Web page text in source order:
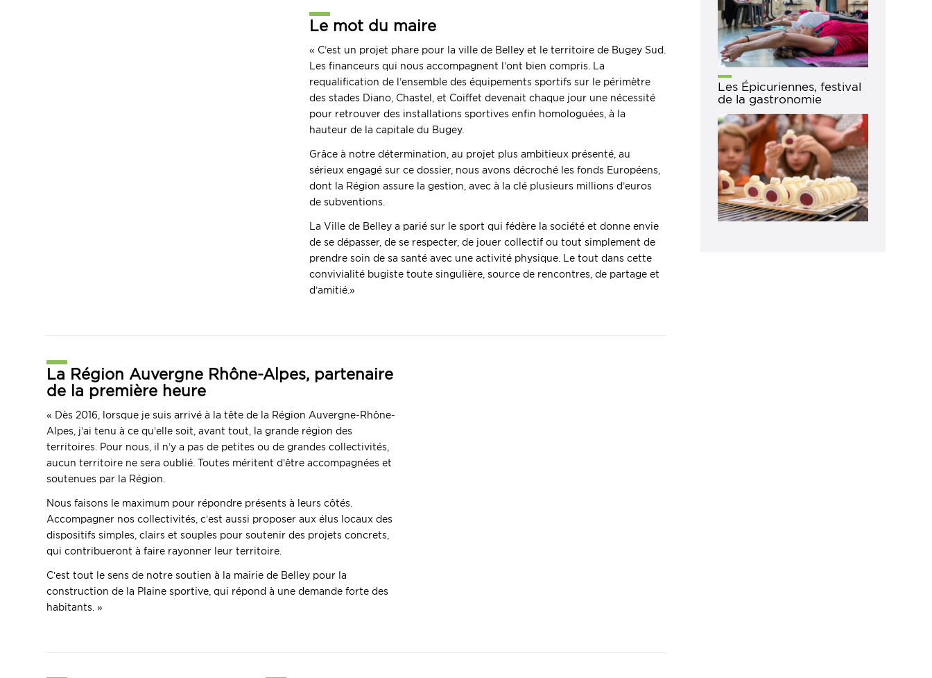
Le mot du maire
« C’est un projet phare pour la ville de Belley et le territoire de Bugey Sud.
Les financeurs qui nous accompagnent l’ont bien compris. La
requalification de l’ensemble des équipements sportifs sur le périmètre
des stades Diano, Chastel, et Coiffet devenait chaque jour une nécessité
pour retrouver des installations sportives enfin homologuées, à la
hauteur de la capitale du Bugey.
Grâce à notre détermination, au projet plus ambitieux présenté, au
sérieux engagé sur ce dossier, nous avons décroché les fonds Européens,
dont la Région assure la gestion, avec à la clé plusieurs millions d’euros
de subventions.
La Ville de Belley a parié sur le sport qui fédère la société et donne envie
de se dépasser, de se respecter, de jouer collectif ou tout simplement de
prendre soin de sa santé avec une activité physique. Le tout dans cette
convivialité bugiste toute singulière, source de rencontres, de partage et
d’amitié.»
La Région Auvergne Rhône-Alpes, partenaire
de la première heure
« Dès 2016, lorsque je suis arrivé à la tête de la Région Auvergne-Rhône-
Alpes, j’ai tenu à ce qu’elle soit, avant tout, la grande région des
territoires. Pour nous, il n’y a pas de petites ou de grandes collectivités,
aucun territoire ne sera oublié. Toutes méritent d’être accompagnées et
soutenues par la Région.
Nous faisons le maximum pour répondre présents à leurs côtés.
Accompagner nos collectivités, c’est aussi proposer aux élus locaux des
dispositifs simples, clairs et souples pour soutenir des projets concrets,
qui contribueront à faire rayonner leur territoire.
C’est tout le sens de notre soutien à la mairie de Belley pour la
construction de la Plaine sportive, qui répond à une demande forte des
habitants. »
Les Épicuriennes, festival
de la gastronomie